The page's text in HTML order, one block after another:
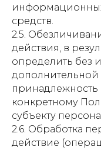
средств.
2.5.
действия, в
определить без
конкретному
субъекту
2.6. Обработка
действие